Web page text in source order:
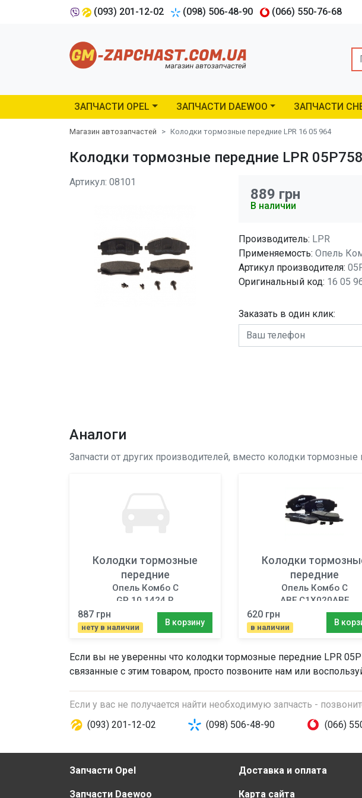
(093) 201-12-02 (098) 506-48-90 (066) 550-76-68
ЗАПЧАСТИ OPEL ЗАПЧАСТИ DAEWOO ЗАПЧАСТИ
Магазин автозапчастей Колодки тормозные передние LPR 16 05 964
Колодки тормозные передние LPR
Артикул: 08101
889 грн
В наличии
Производитель: LPR
Применяемость: Опель
Артикул производителя:
Оригинальный код: 16 05
Заказать в один клик:
Аналоги
Запчасти от других производителей, вместо колодки тормозные
Колодки тормозные
передние
Опель Комбо C
GP 10.1424 R
887 грн
нету в наличии
В корзину
Колодки
передние
Опель Комбо C
ABE C1X020ABE
620 грн
в наличии
В
Если вы не уверенны что колодки тормозные передние LPR
связанные с этим товаром, просто позвоните нам или
Если у вас не получается найти необходимую запчасть -
(093) 201-12-02
(098) 506-48-90 (066)
Запчасти Opel
Запчасти Daewoo
Доставка и оплата
Карта сайта